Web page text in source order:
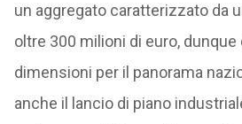
un aggregato caratterizzato da
oltre 300 milioni di euro, dunque
dimensioni per il panorama
anche il lancio di piano